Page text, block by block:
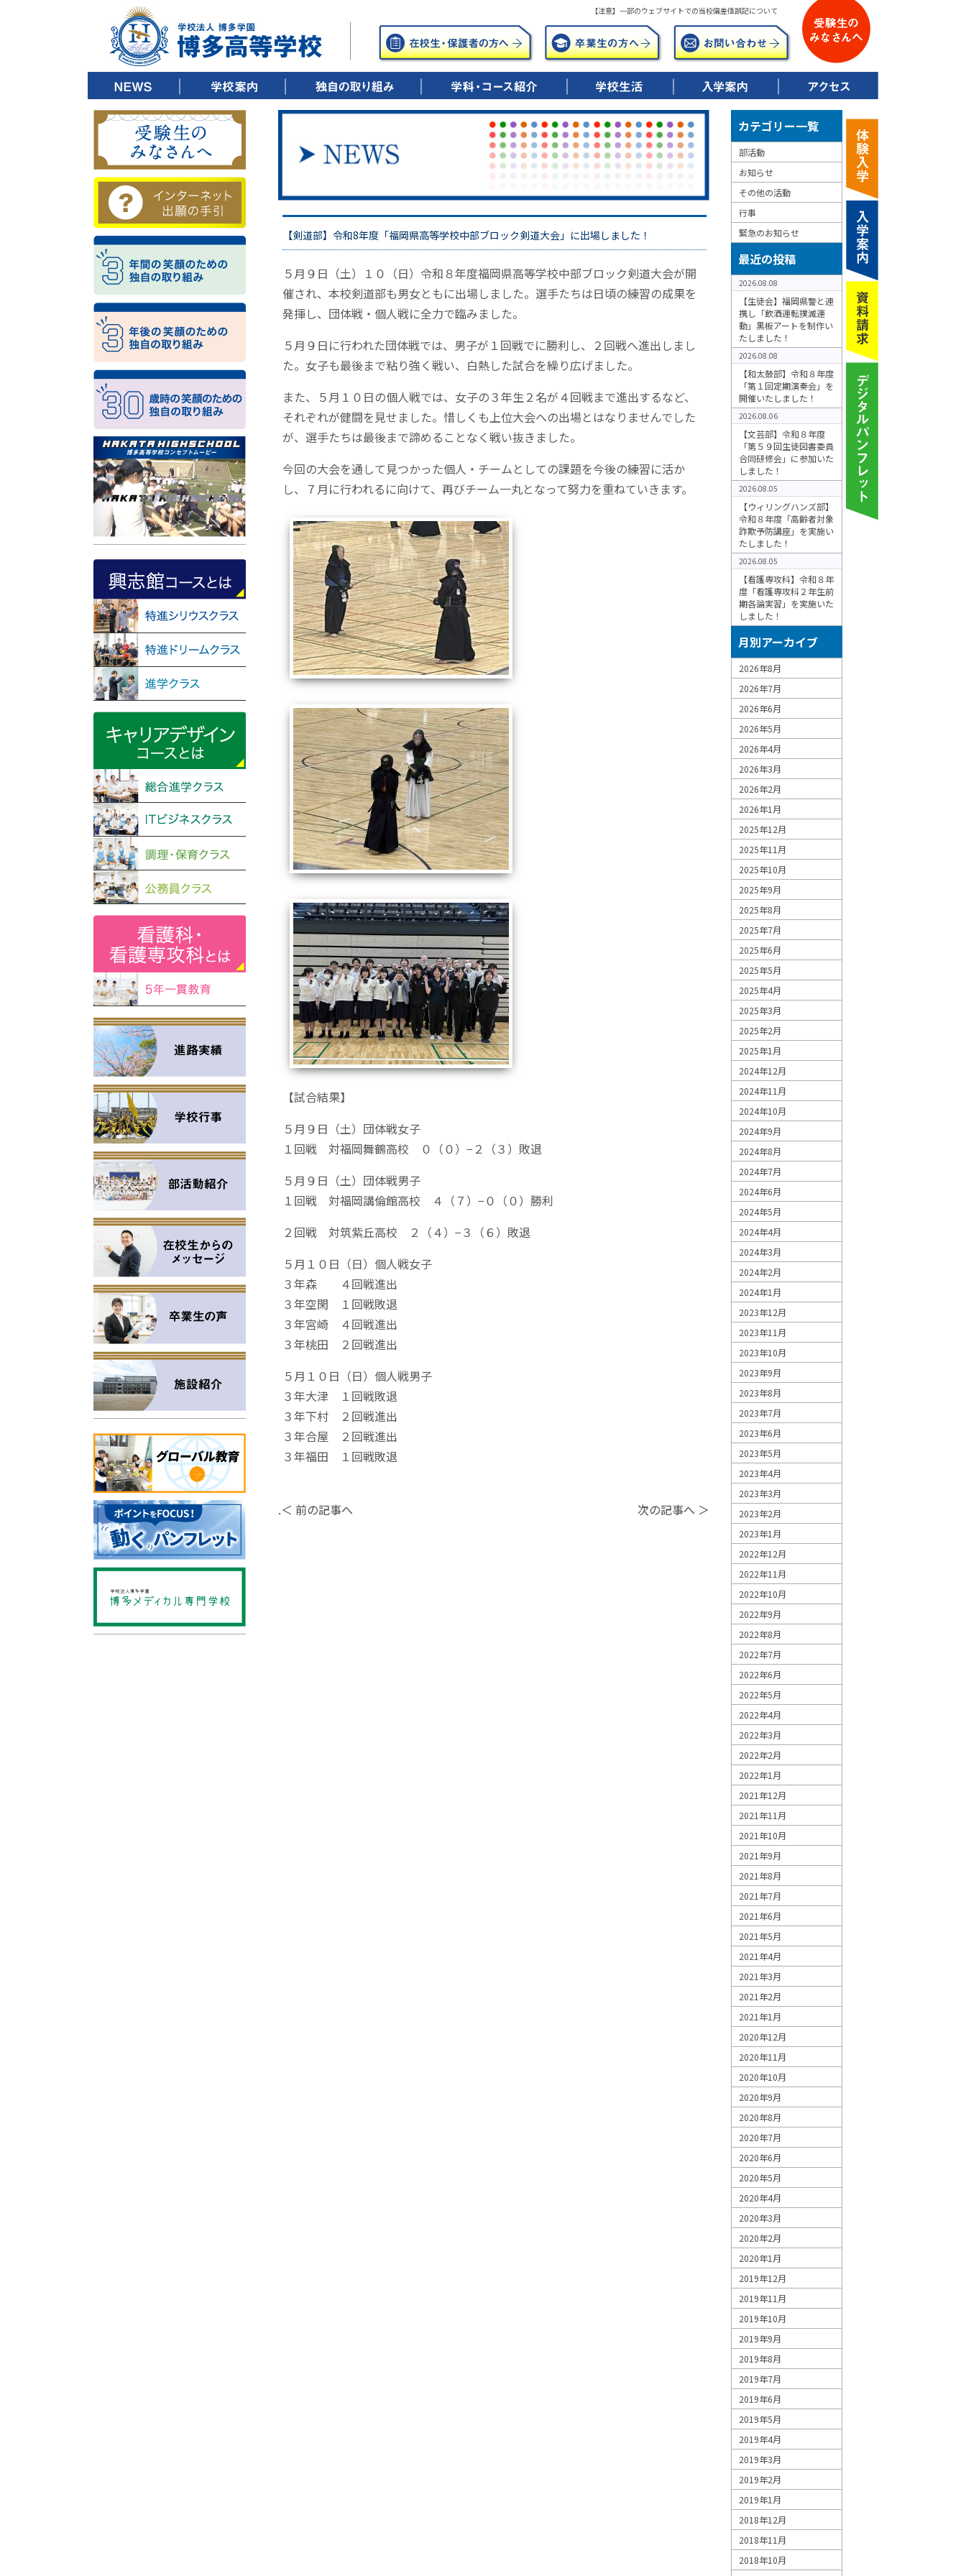
【注意】一部のウェブサイトでの当校偏差値誤記について
▶ ごあいさつ
▶ 教育方針
▶ 沿革
▶ キャンパスツアー
▶ 施設紹介
▶ 制服紹介
▶ デジタルパンフレット
▶ 校歌ダウンロード ▶ 3年間の笑顔のために
▶ 3年後の笑顔のために
▶ 30歳時の笑顔のために ▶ 興志館コースとは
・特進シリウス
・特進ドリーム
・進学
・進路実績
▶ キャリアデザインコースとは
・総合進学
・ITビジネス
・調理・保育
・公務員
・進路実績
▶ 看護科・看護専攻科とは
・5年一貫教育
・進路実績 ▶ 学校行事
▶ 部活動紹介 ▶ 令和8年度募集要項
▶ 校納金について
▶ 特典制度について
【剣道部】令和8年度「福岡県高等学校中部ブロック剣道大会」に出場しました！
５月９日（土）１０（日）令和８年度福岡県高等学校中部ブロック剣道大会が開
催され、本校剣道部も男女ともに出場しました。選手たちは日頃の練習の成果を
発揮し、団体戦・個人戦に全力で臨みました。
５月９日に行われた団体戦では、男子が１回戦でに勝利し、２回戦へ進出しまし
た。女子も最後まで粘り強く戦い、白熱した試合を繰り広げました。
また、５月１０日の個人戦では、女子の３年生２名が４回戦まで進出するなど、
それぞれが健闘を見せました。惜しくも上位大会への出場とはなりませんでした
が、選手たちは最後まで諦めることなく戦い抜きました。
今回の大会を通して見つかった個人・チームとしての課題を今後の練習に活か
し、７月に行われるに向けて、再びチーム一丸となって努力を重ねていきます。
【試合結果】
５月９日（土）団体戦女子
１回戦 対福岡舞鶴高校 ０（０）−２（３）敗退
５月９日（土）団体戦男子
１回戦 対福岡講倫館高校 ４（７）−０（０）勝利
２回戦 対筑紫丘高校 ２（４）−３（６）敗退
５月１０日（日）個人戦女子
３年森 ４回戦進出
３年空閑 １回戦敗退
３年宮崎 ４回戦進出
３年桃田 ２回戦進出
５月１０日（日）個人戦男子
３年大津 １回戦敗退
３年下村 ２回戦進出
３年合屋 ２回戦進出
３年福田 １回戦敗退
.＜ 前の記事へ 次の記事へ ＞
カテゴリー一覧
部活動
お知らせ
その他の活動
行事
緊急のお知らせ
最近の投稿
2026.08.08
【生徒会】福岡県警と連
携し「飲酒運転撲滅運
動」黒板アートを制作い
たしました！
2026.08.08
【和太鼓部】令和８年度
「第１回定期演奏会」を
開催いたしました！
2026.08.06
【文芸部】令和８年度
「第５９回生徒図書委員
合同研修会」に参加いた
しました！
2026.08.05
【ウィリングハンズ部】
令和８年度「高齢者対象
詐欺予防講座」を実施い
たしました！
2026.08.05
【看護専攻科】令和８年
度「看護専攻科２年生前
期各論実習」を実施いた
しました！
月別アーカイブ
2026年8月
2026年7月
2026年6月
2026年5月
2026年4月
2026年3月
2026年2月
2026年1月
2025年12月
2025年11月
2025年10月
2025年9月
2025年8月
2025年7月
2025年6月
2025年5月
2025年4月
2025年3月
2025年2月
2025年1月
2024年12月
2024年11月
2024年10月
2024年9月
2024年8月
2024年7月
2024年6月
2024年5月
2024年4月
2024年3月
2024年2月
2024年1月
2023年12月
2023年11月
2023年10月
2023年9月
2023年8月
2023年7月
2023年6月
2023年5月
2023年4月
2023年3月
2023年2月
2023年1月
2022年12月
2022年11月
2022年10月
2022年9月
2022年8月
2022年7月
2022年6月
2022年5月
2022年4月
2022年3月
2022年2月
2022年1月
2021年12月
2021年11月
2021年10月
2021年9月
2021年8月
2021年7月
2021年6月
2021年5月
2021年4月
2021年3月
2021年2月
2021年1月
2020年12月
2020年11月
2020年10月
2020年9月
2020年8月
2020年7月
2020年6月
2020年5月
2020年4月
2020年3月
2020年2月
2020年1月
2019年12月
2019年11月
2019年10月
2019年9月
2019年8月
2019年7月
2019年6月
2019年5月
2019年4月
2019年3月
2019年2月
2019年1月
2018年12月
2018年11月
2018年10月